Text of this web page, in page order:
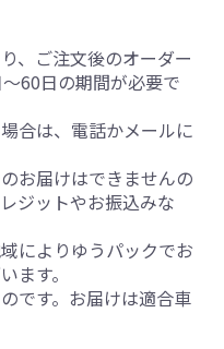
、ご注文後のオーダー
60日の期間が必要で
合は、電話かメールに
お届けはできませんの
ジットやお振込みな
によりゆうパックでお
ます。
です。お届けは適合車